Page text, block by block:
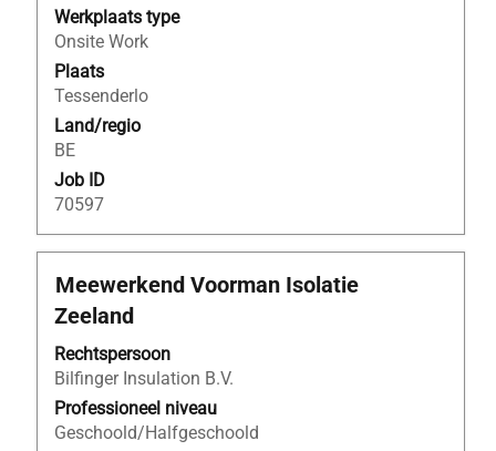
Werkplaats type
Onsite Work
Plaats
Tessenderlo
Land/regio
BE
Job ID
70597
inhoud
van
de
functiegegevens
weer
te
geven.
Titel
Meewerkend Voorman Isolatie
Zeeland
Rechtspersoon
Bilfinger Insulation B.V.
Professioneel niveau
Geschoold/Halfgeschoold
Selecteer
deze
spatiebalk
om
de
volledige
inhoud